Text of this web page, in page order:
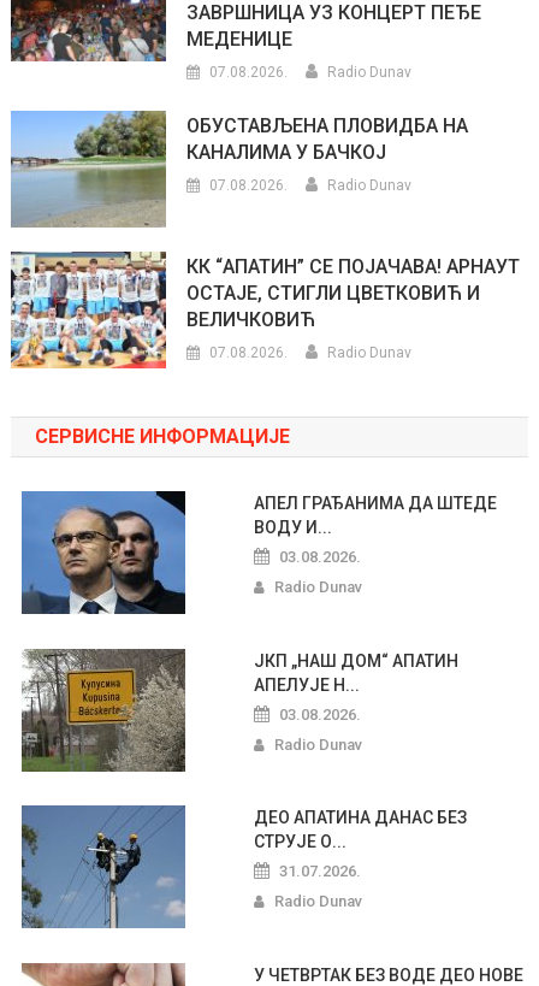
ЗАВРШНИЦА УЗ КОНЦЕРТ ПЕЂЕ
МЕДЕНИЦЕ
07.08.2026. Radio Dunav
ОБУСТАВЉЕНА ПЛОВИДБА НА
КАНАЛИМА У БАЧКОЈ
07.08.2026. Radio Dunav
КК “АПАТИН” СЕ ПОЈАЧАВА! АРНАУТ
ОСТАЈЕ, СТИГЛИ ЦВЕТКОВИЋ И
ВЕЛИЧКОВИЋ
07.08.2026. Radio Dunav
СЕРВИСНЕ ИНФОРМАЦИЈЕ
АПЕЛ ГРАЂАНИМА ДА ШТЕДЕ
ВОДУ И...
03.08.2026.
Radio Dunav
ЈКП „НАШ ДОМ“ АПАТИН
АПЕЛУЈЕ Н...
03.08.2026.
Radio Dunav
ДЕО АПАТИНА ДАНАС БЕЗ
СТРУЈЕ О...
31.07.2026.
Radio Dunav
У ЧЕТВРТАК БЕЗ ВОДЕ ДЕО НОВЕ